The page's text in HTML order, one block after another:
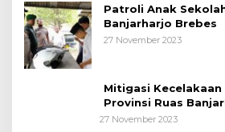
Patroli Anak
Banjarharjo Brebes
27 November 2023
Mitigasi Kecelakaan
Provinsi Ruas
27 November 2023